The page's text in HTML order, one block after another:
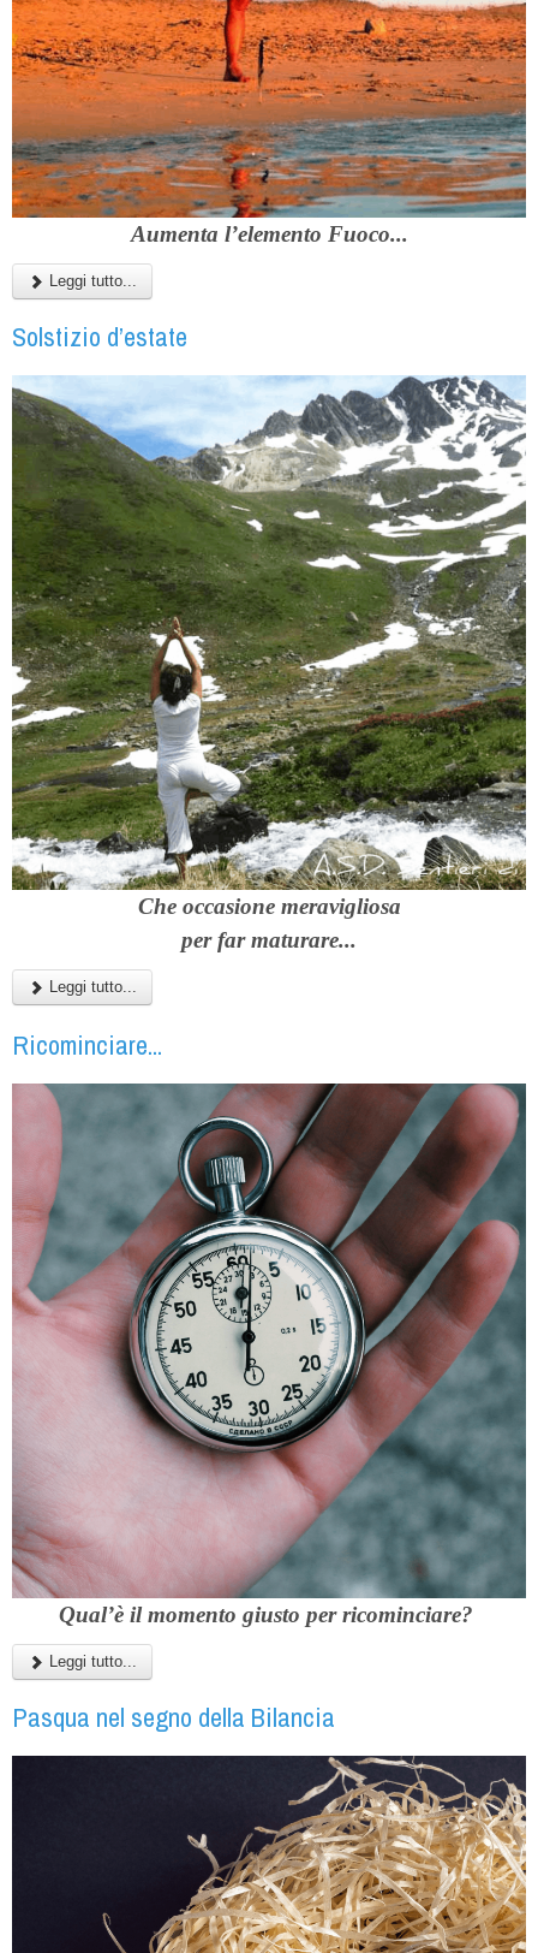
Aumenta l’elemento Fuoco...
Leggi tutto...
Solstizio d’estate
Che occasione meravigliosa
per far maturare...
Leggi tutto...
Ricominciare...
Qual’è il momento giusto per ricominciare?
Leggi tutto...
Pasqua nel segno della Bilancia